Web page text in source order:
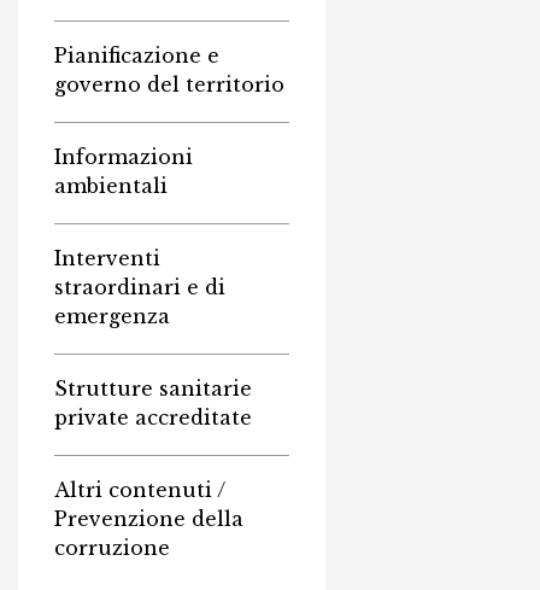
Pianificazione e
governo del territorio
Informazioni
ambientali
Interventi
straordinari e di
emergenza
Strutture sanitarie
private accreditate
Altri contenuti /
Prevenzione della
corruzione